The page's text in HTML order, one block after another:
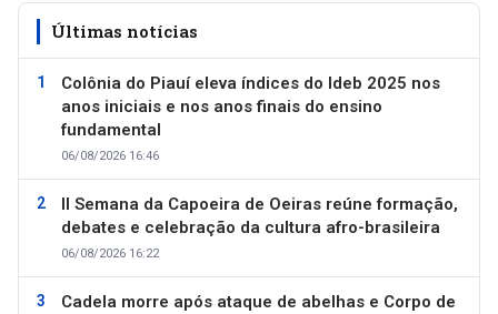
Últimas notícias
Colônia do Piauí eleva índices do Ideb 2025 nos
anos iniciais e nos anos finais do ensino
fundamental
06/08/2026 16:46
II Semana da Capoeira de Oeiras reúne formação,
debates e celebração da cultura afro-brasileira
06/08/2026 16:22
Cadela morre após ataque de abelhas e Corpo de